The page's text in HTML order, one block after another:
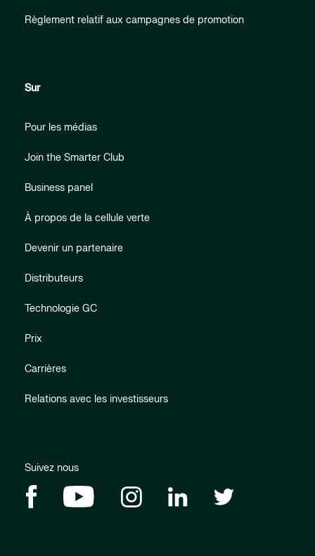
Règlement relatif aux campagnes de promotion
Sur
Pour les médias
Join the Smarter Club
Business panel
À propos de la cellule verte
Devenir un partenaire
Distributeurs
Technologie GC
Prix
Carrières
Relations avec les investisseurs
Suivez nous